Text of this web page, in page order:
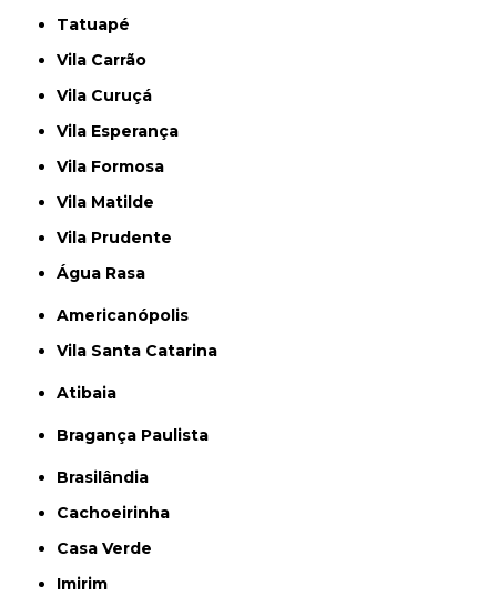
Tatuapé
Vila Carrão
Vila Curuçá
Vila Esperança
Vila Formosa
Vila Matilde
Vila Prudente
Água Rasa
Americanópolis
Vila Santa Catarina
Atibaia
Bragança Paulista
Brasilândia
Cachoeirinha
Casa Verde
Imirim